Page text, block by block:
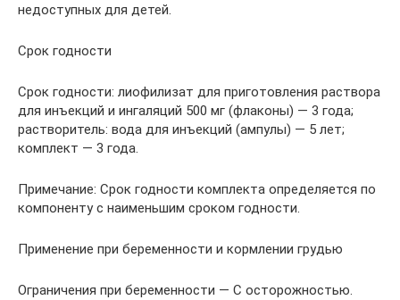
недоступных для детей.
Срок годности
Срок годности: лиофилизат для приготовления раствора
для инъекций и ингаляций 500 мг (флаконы) — 3 года;
растворитель: вода для инъекций (ампулы) — 5 лет;
комплект — 3 года.
Примечание: Срок годности комплекта определяется по
компоненту с наименьшим сроком годности.
Применение при беременности и кормлении грудью
Ограничения при беременности — С осторожностью.